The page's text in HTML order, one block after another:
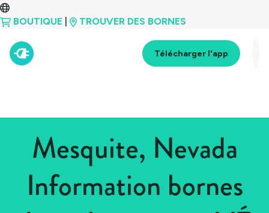
BOUTIQUE TROUVER DES BORNES
Télécharger l'app
Mesquite, Nevada
Information bornes